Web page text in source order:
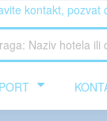
kontakt, pozvat